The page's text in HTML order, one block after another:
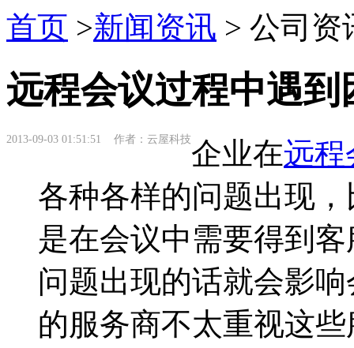
首页 >新闻资讯 > 公司资
远程会议过程中遇到
2013-09-03 01:51:51 作者：云屋科技企业在远程
各种各样的问题出现
是在会议中需要得到
问题出现的话就会影
的服务商不太重视这